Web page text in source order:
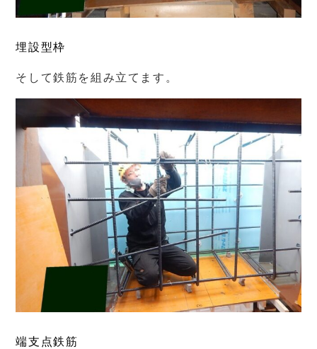
埋設型枠
そして鉄筋を組み立てます。
端支点鉄筋